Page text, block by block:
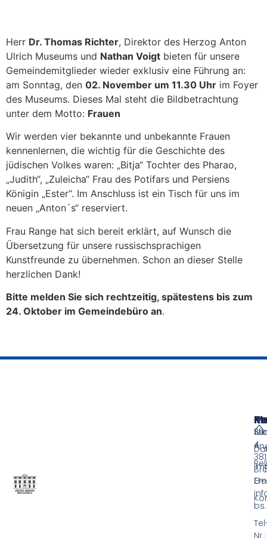
Herr Dr. Thomas Richter, Direktor des Herzog Anton
Ulrich Museums und Nathan Voigt bieten für unsere
Gemeindemitglieder wieder exklusiv eine Führung an:
am Sonntag, den 02. November um 11.30 Uhr im Foyer
des Museums. Dieses Mal steht die Bildbetrachtung
unter dem Motto: Frauen
Wir werden vier bekannte und unbekannte Frauen
kennenlernen, die wichtig für die Geschichte des
jüdischen Volkes waren: „Bitja“ Tochter des Pharao,
„Judith“, „Zuleicha“ Frau des Potifars und Persiens
Königin „Ester“. Im Anschluss ist ein Tisch für uns im
neuen „Anton´s“ reserviert.
Frau Range hat sich bereit erklärt, auf Wunsch die
Übersetzung für unsere russischsprachigen
Kunstfreunde zu übernehmen. Schon an dieser Stelle
herzlichen Dank!
Bitte melden Sie sich rechtzeitig, spätestens bis zum
24. Oktober im Gemeindebüro an.
⌂
4